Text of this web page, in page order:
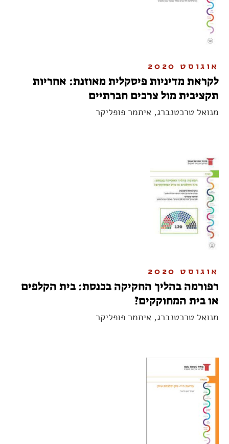
אוגוסט 2020
לקראת מדיניות פיסקלית מאוזנת: אחריות
תקציבית מול צרכים חברתיים
מנואל טרכטנברג, איתמר פופליקר
אוגוסט 2020
רפורמה בהליך החקיקה בכנסת: בית הקלפים
או בית המחוקקים?
מנואל טרכטנברג, איתמר פופליקר